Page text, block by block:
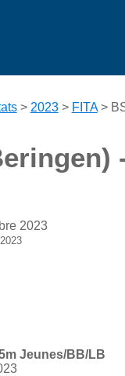
> 2023> FITA>
2023
Jeunes/BB/LB